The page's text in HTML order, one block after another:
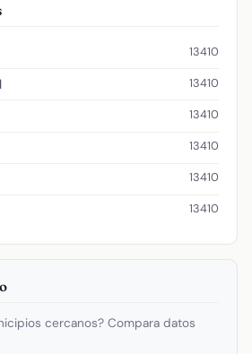
13410
13410
13410
13410
13410
13410
cercanos? Compara datos